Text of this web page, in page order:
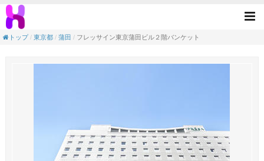
フレッサイン東京蒲田ビル２階バンケット(
トップ
東京都 蒲田 フレッサイン東京蒲田ビル２階バンケット